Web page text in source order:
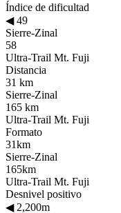
Índice de dificultad
◀49
Sierre-Zinal
58
Ultra-Trail Mt. Fuji
Distancia
31 km
Sierre-Zinal
165 km
Ultra-Trail Mt. Fuji
Formato
31km
Sierre-Zinal
165km
Ultra-Trail Mt. Fuji
Desnivel positivo
◀2,200m